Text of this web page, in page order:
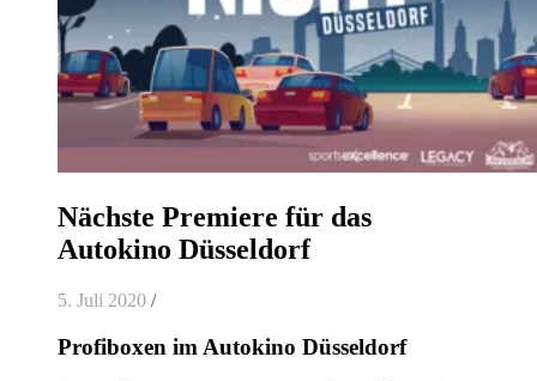
Nächste Premiere für das
Autokino Düsseldorf
5. Juli 2020 /
Profiboxen im Autokino Düsseldorf